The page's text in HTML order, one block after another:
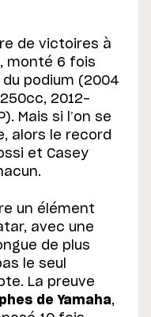
de victoires à
, monté 6 fois
podium (2004
2012-
Mais si l’on se
alors le record
et Casey
un élément
avec une
de plus
le seul
La preuve
de Yamaha,